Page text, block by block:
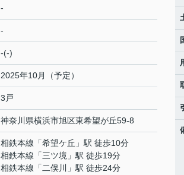
-
-
-(-)
2025年10月（予定）
3戸
神奈川県横浜市旭区東希望が丘59-8
相鉄本線 「希望ケ丘 」駅 徒歩10分
相鉄本線 「三ツ境 」駅 徒歩19分
相鉄本線 「 二俣川 」駅 徒歩24分